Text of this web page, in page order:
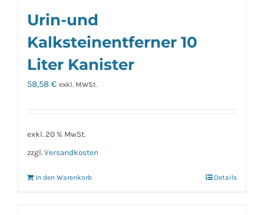
Urin-und
Kalksteinentferner 10
Liter Kanister
58,58 € exkl. MWSt.
exkl. 20 % MwSt.
zzgl. Versandkosten
In den Warenkorb Details